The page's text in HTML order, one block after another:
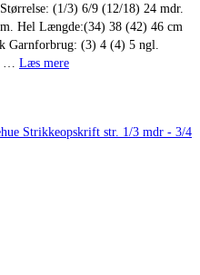
(1/3) 6/9 (12/18) 24 mdr.
Hel Længde:(34) 38 (42) 46 cm
Garnforbrug: (3) 4 (4) 5 ngl.
… Læs mere